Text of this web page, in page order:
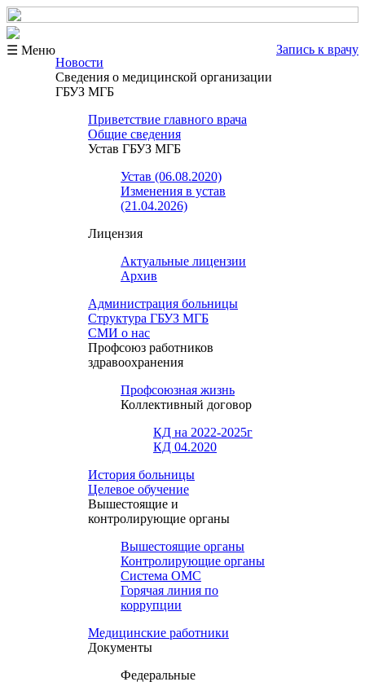
☰ Меню
Запись к врачу
Новости
Сведения о медицинской организации
ГБУЗ МГБ
Приветствие главного врача
Общие сведения
Устав ГБУЗ МГБ
Устав (06.08.2020)
Изменения в устав
(21.04.2026)
Лицензия
Актуальные лицензии
Архив
Администрация больницы
Структура ГБУЗ МГБ
СМИ о нас
Профсоюз работников
здравоохранения
Профсоюзная жизнь
Коллективный договор
КД на 2022-2025г
КД 04.2020
История больницы
Целевое обучение
Вышестоящие и
контролирующие органы
Вышестоящие органы
Контролирующие органы
Система ОМС
Горячая линия по
коррупции
Медицинские работники
Документы
Федеральные